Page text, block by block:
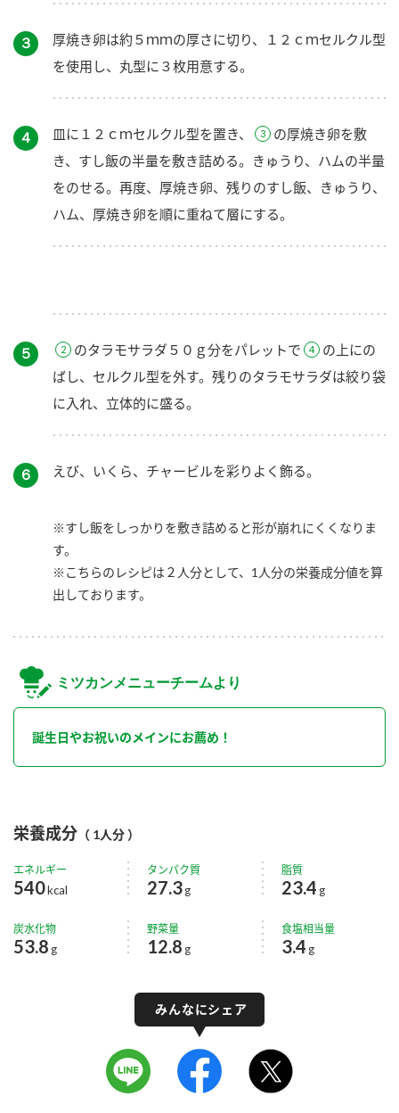
３
厚焼き卵は約５ｍｍの厚さに切り、１２ｃｍセルクル型
を使用し、丸型に３枚用意する。
４ 皿に１２ｃｍセルクル型を置き、
の厚焼き卵を敷
き、すし飯の半量を敷き詰める。きゅうり、ハムの半量
をのせる。再度、厚焼き卵、残りのすし飯、きゅうり、
ハム、厚焼き卵を順に重ねて層にする。
５ のタラモサラダ５０ｇ分をパレットで
の上にの
ばし、セルクル型を外す。残りのタラモサラダは絞り袋
に入れ、立体的に盛る。
６ えび、いくら、チャービルを彩りよく飾る。
※すし飯をしっかりを敷き詰めると形が崩れにくくなりま
す。
※こちらのレシピは２人分として、1人分の栄養成分値を算
出しております。
ミツカンメニューチームより
誕生日やお祝いのメインにお薦め！
栄養成分 （ 1人分 ）
エネルギー
540kcal
タンパク質
27.3g
脂質
23.4 g
炭水化物
53.8 g
野菜量
12.8 g
食塩相当量
3.4 g